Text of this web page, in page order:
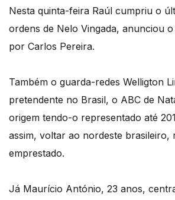
Nesta quinta-feira Raúl cumpriu o
ordens de Nelo Vingada, anunciou
por Carlos Pereira.
Também o guarda-redes Welligton
pretendente no Brasil, o ABC de
origem tendo-o representado até
assim, voltar ao nordeste brasileiro,
emprestado.
Já Maurício António, 23 anos,